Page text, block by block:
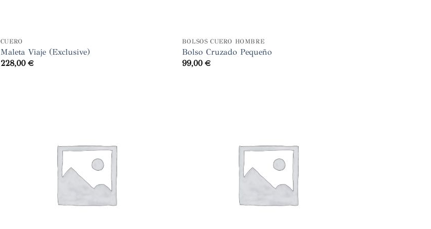
CUERO
Maleta Viaje (Exclusive)
228,00 €
BOLSOS CUERO HOMBRE
Bolso Cruzado Pequeño
99,00 €